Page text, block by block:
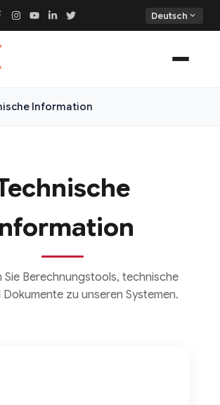
Deutsch expand_more
Information
Sie Berechnungstools, technische
zu unseren Systemen.